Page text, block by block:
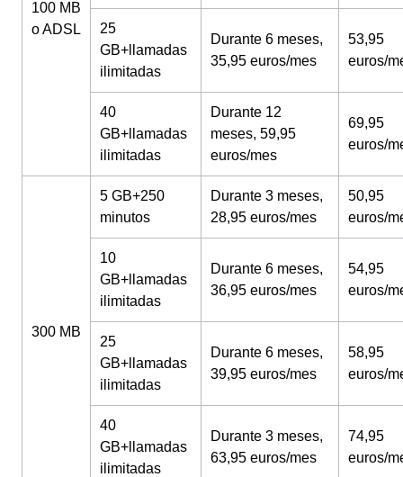
100 MB
o ADSL
25
GB+llamadas
ilimitadas
Durante 6 meses,
35,95 euros/mes
53,95
euros/
40
GB+llamadas
ilimitadas
Durante 12
meses, 59,95
euros/mes
69,95
euros/
300 MB
5 GB+250
minutos
Durante 3 meses,
28,95 euros/mes
50,95
euros/
10
GB+llamadas
ilimitadas
Durante 6 meses,
36,95 euros/mes
54,95
euros/
25
GB+llamadas
ilimitadas
Durante 6 meses,
39,95 euros/mes
58,95
euros/
40
GB+llamadas
ilimitadas
Durante 3 meses,
63,95 euros/mes
74,95
euros/